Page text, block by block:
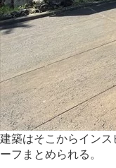
建築はそこからイン
ーフまとめられる。